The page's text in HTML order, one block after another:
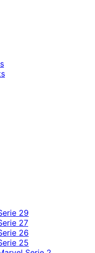
29
27
26
25